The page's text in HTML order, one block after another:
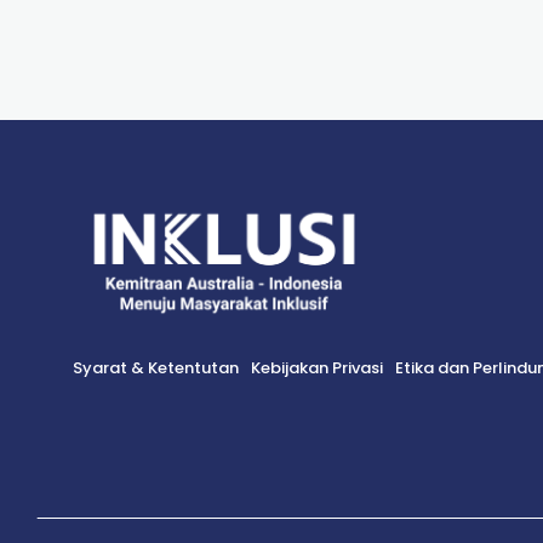
Syarat & Ketentutan Kebijakan Privasi Etika dan